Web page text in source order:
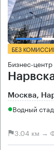
БЕЗ
Бизнес-центр
Москва,
Водный
3.04 км →